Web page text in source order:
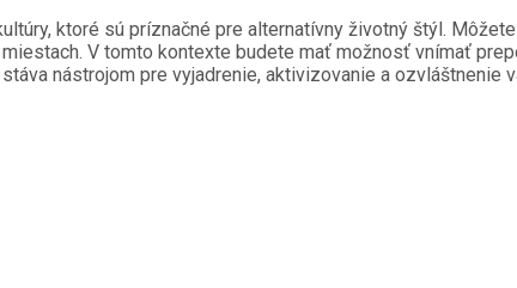
ktoré sú príznačné pre alternatívny životný štýl.
V tomto kontexte budete mať možnosť vnímať
nástrojom pre vyjadrenie, aktivizovanie a ozvláštnenie